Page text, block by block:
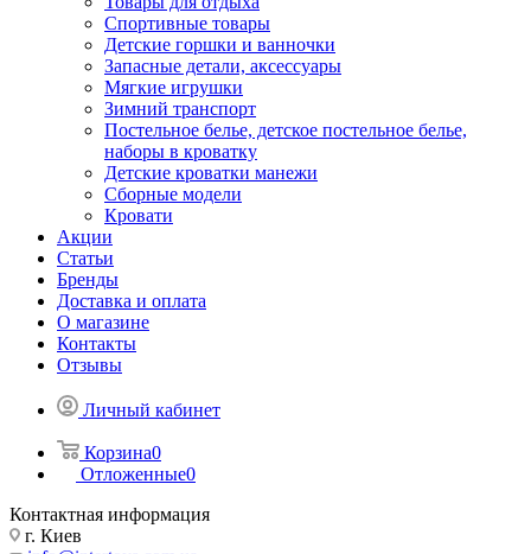
Спортивные товары
Детские горшки и ванночки
Запасные детали, аксессуары
Мягкие игрушки
Зимний транспорт
Постельное белье, детское постельное белье,
наборы в кроватку
Детские кроватки манежи
Сборные модели
Кровати
Акции
Статьи
Бренды
Доставка и оплата
О магазине
Контакты
Отзывы
Личный кабинет
Корзина0
Отложенные0
Контактная информация
г. Киев